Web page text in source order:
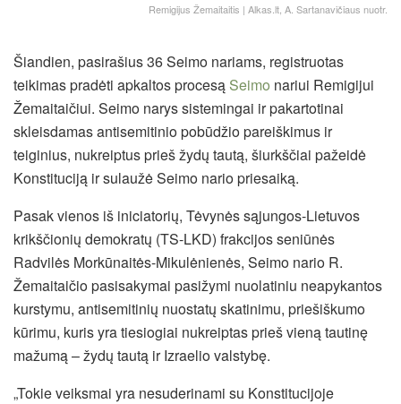
Remigijus Žemaitaitis | Alkas.lt, A. Sartanavičiaus nuotr.
Šiandien, pasirašius 36 Seimo nariams, registruotas
teikimas pradėti apkaltos procesą Seimo nariui Remigijui
Žemaitaičiui. Seimo narys sistemingai ir pakartotinai
skleisdamas antisemitinio pobūdžio pareiškimus ir
teiginius, nukreiptus prieš žydų tautą, šiurkščiai pažeidė
Konstituciją ir sulaužė Seimo nario priesaiką.
Pasak vienos iš iniciatorių, Tėvynės sąjungos-Lietuvos
krikščionių demokratų (TS-LKD) frakcijos seniūnės
Radvilės Morkūnaitės-Mikulėnienės, Seimo nario R.
Žemaitaičio pasisakymai pasižymi nuolatiniu neapykantos
kurstymu, antisemitinių nuostatų skatinimu, priešiškumo
kūrimu, kuris yra tiesiogiai nukreiptas prieš vieną tautinę
mažumą – žydų tautą ir Izraelio valstybę.
„Tokie veiksmai yra nesuderinami su Konstitucijoje